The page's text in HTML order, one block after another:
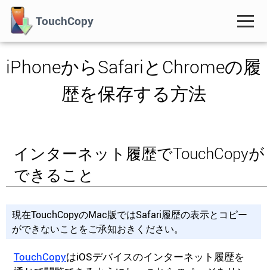
TouchCopy
iPhoneからSafariとChromeの履
歴を保存する方法
インターネット履歴でTouchCopyが
できること
現在TouchCopyのMac版ではSafari履歴の表示とコピー
ができないことをご承知おきください。
TouchCopyはiOSデバイスのインターネット履歴を